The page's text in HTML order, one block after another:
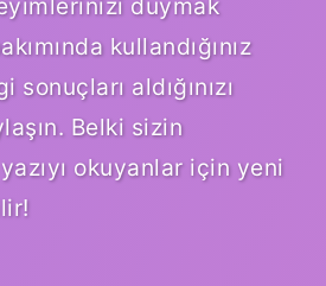
kullandığınız
aldığınızı
Belki sizin
okuyanlar için yeni